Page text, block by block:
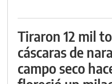
Tiraron 12 mil
cáscaras de
campo seco